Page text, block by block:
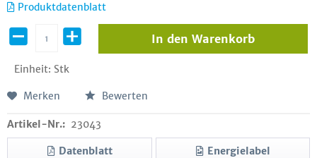
Produktdatenblatt
Einheit: Stk
In den Warenkorb
Merken Bewerten
Artikel-Nr.: 23043
Datenblatt Energielabel